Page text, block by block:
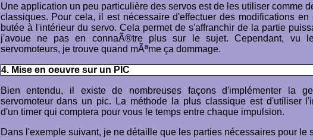
Une application un peu particulière des servos est de les utiliser comme
classiques. Pour cela, il est nécessaire d'effectuer des modifications en
butée à l'intérieur du servo. Cela permet de s'affranchir de la partie
j'avoue ne pas en connaÃ®tre plus sur le sujet. Cependant, vu
servomoteurs, je trouve quand mÃªme ça dommage.
4. Mise en oeuvre sur un PIC
Bien entendu, il existe de nombreuses façons d'implémenter la
servomoteur dans un pic. La méthode la plus classique est d'utiliser
d'un timer qui comptera pour vous le temps entre chaque impulsion.
Dans l'exemple suivant, je ne détaille que les parties nécessaires pour le